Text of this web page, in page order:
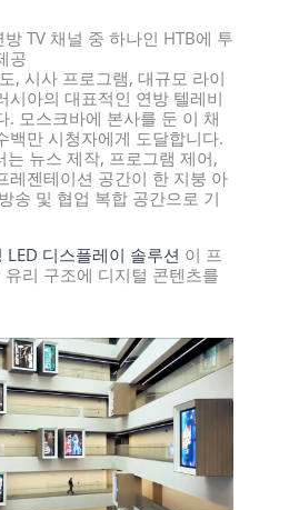
TV 채널 중 하나인 НТВ에 투
공
, 시사 프로그램, 대규모 라이
시아의 대표적인 연방 텔레비
. 모스크바에 본사를 둔 이 채
백만 시청자에게 도달합니다.
는 뉴스 제작, 프로그램 제어,
레젠테이션 공간이 한 지붕 아
송 및 협업 복합 공간으로 기
LED 디스플레이 솔루션 이 프
리 구조에 디지털 콘텐츠를